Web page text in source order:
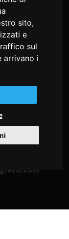
sito,
e
sul
arrivano i